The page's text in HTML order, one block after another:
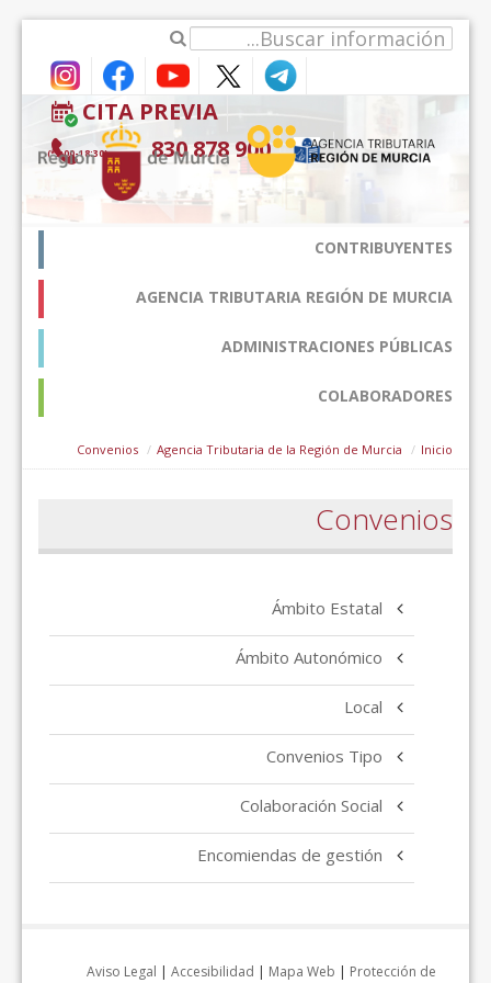
CITA PREVIA
900 878 830
(9:00-18:30*)
CONTRIBUYENTES
AGENCIA TRIBUTARIA REGIÓN DE MURCIA
ADMINISTRACIONES PÚBLICAS
COLABORADORES
Inicio
Agencia Tributaria de la Región de Murcia
Convenios
Convenios
Ámbito Estatal
Ámbito Autonómico
Local
Convenios Tipo
Colaboración Social
Encomiendas de gestión
Aviso Legal | Accesibilidad | Mapa Web | Protección de